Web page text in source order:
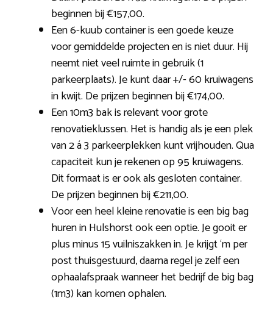
beginnen bij €157,00.
Een 6-kuub container is een goede keuze
voor gemiddelde projecten en is niet duur. Hij
neemt niet veel ruimte in gebruik (1
parkeerplaats). Je kunt daar +/- 60 kruiwagens
in kwijt. De prijzen beginnen bij €174,00.
Een 10m3 bak is relevant voor grote
renovatieklussen. Het is handig als je een plek
van 2 á 3 parkeerplekken kunt vrijhouden. Qua
capaciteit kun je rekenen op 95 kruiwagens.
Dit formaat is er ook als gesloten container.
De prijzen beginnen bij €211,00.
Voor een heel kleine renovatie is een big bag
huren in Hulshorst ook een optie. Je gooit er
plus minus 15 vuilniszakken in. Je krijgt ‘m per
post thuisgestuurd, daarna regel je zelf een
ophaalafspraak wanneer het bedrijf de big bag
(1m3) kan komen ophalen.